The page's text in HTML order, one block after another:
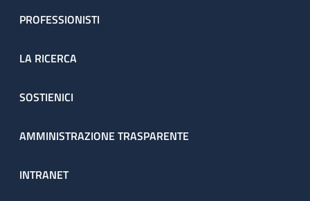
PROFESSIONISTI
LA RICERCA
SOSTIENICI
AMMINISTRAZIONE TRASPARENTE
INTRANET